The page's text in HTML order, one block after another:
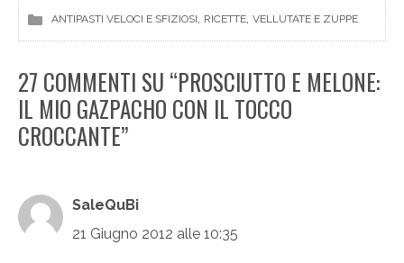
ANTIPASTI VELOCI E SFIZIOSI, RICETTE, VELLUTATE E ZUPPE
27 COMMENTI SU “PROSCIUTTO E MELONE:
IL MIO GAZPACHO CON IL TOCCO
CROCCANTE”
SaleQuBi
21 Giugno 2012 alle 10:35